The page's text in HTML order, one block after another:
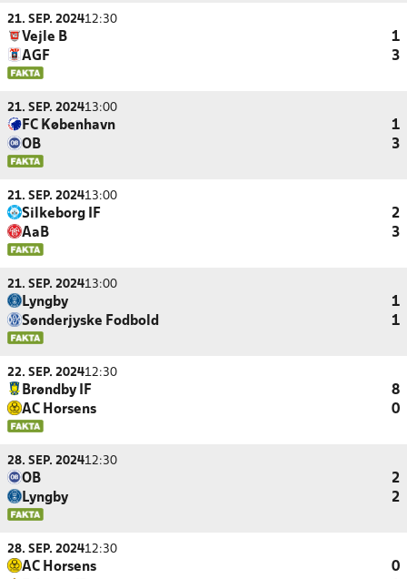
21. SEP. 202412:30
Vejle B
1
AGF
3
21. SEP. 202413:00
FC København
1
OB
3
21. SEP. 202413:00
Silkeborg IF
2
AaB
3
21. SEP. 202413:00
Lyngby
1
Sønderjyske Fodbold
1
22. SEP. 202412:30
Brøndby IF
8
AC Horsens
0
28. SEP. 202412:30
OB
2
Lyngby
2
28. SEP. 202412:30
AC Horsens
0